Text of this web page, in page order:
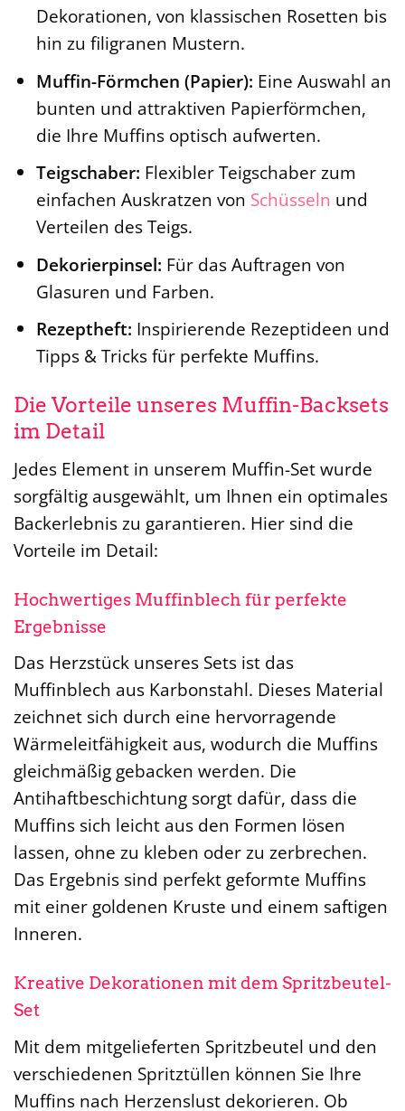
Dekorationen, von klassischen Rosetten bis
hin zu filigranen Mustern.
Muffin-Förmchen (Papier): Eine Auswahl an
bunten und attraktiven Papierförmchen,
die Ihre Muffins optisch aufwerten.
Teigschaber: Flexibler Teigschaber zum
einfachen Auskratzen von Schüsseln und
Verteilen des Teigs.
Dekorierpinsel: Für das Auftragen von
Glasuren und Farben.
Rezeptheft: Inspirierende Rezeptideen und
Tipps & Tricks für perfekte Muffins.
Die Vorteile unseres Muffin-Backsets
im Detail
Jedes Element in unserem Muffin-Set wurde
sorgfältig ausgewählt, um Ihnen ein optimales
Backerlebnis zu garantieren. Hier sind die
Vorteile im Detail:
Hochwertiges Muffinblech für perfekte
Ergebnisse
Das Herzstück unseres Sets ist das
Muffinblech aus Karbonstahl. Dieses Material
zeichnet sich durch eine hervorragende
Wärmeleitfähigkeit aus, wodurch die Muffins
gleichmäßig gebacken werden. Die
Antihaftbeschichtung sorgt dafür, dass die
Muffins sich leicht aus den Formen lösen
lassen, ohne zu kleben oder zu zerbrechen.
Das Ergebnis sind perfekt geformte Muffins
mit einer goldenen Kruste und einem saftigen
Inneren.
Kreative Dekorationen mit dem Spritzbeutel-
Set
Mit dem mitgelieferten Spritzbeutel und den
verschiedenen Spritztüllen können Sie Ihre
Muffins nach Herzenslust dekorieren. Ob